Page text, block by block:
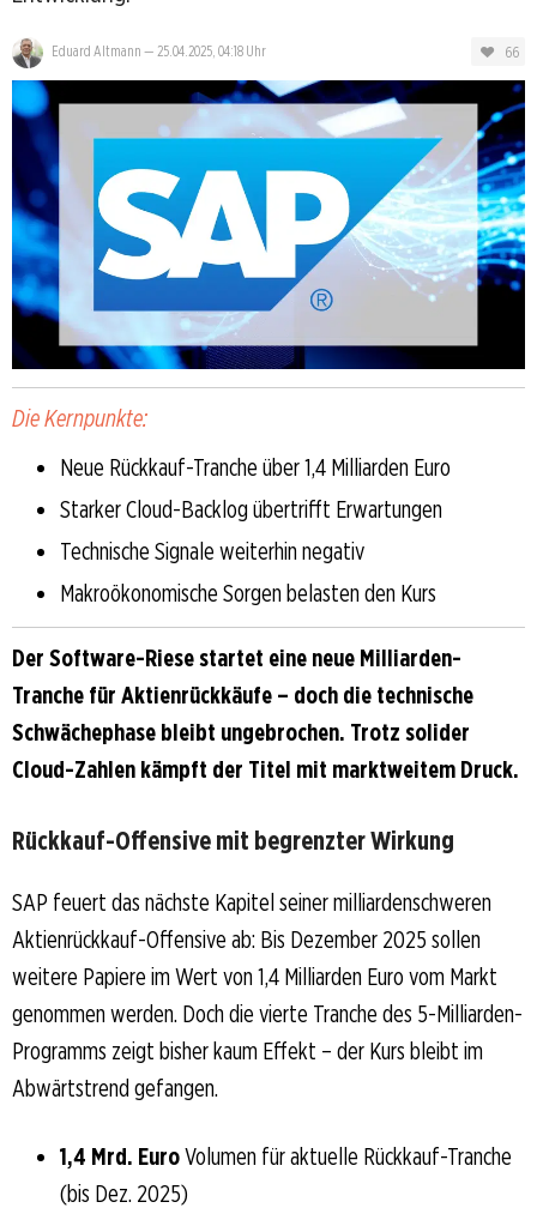
Eduard Altmann — 25.04.2025, 04:18 Uhr 66
Die Kernpunkte:
Neue Rückkauf-Tranche über 1,4 Milliarden Euro
Starker Cloud-Backlog übertrifft Erwartungen
Technische Signale weiterhin negativ
Makroökonomische Sorgen belasten den Kurs
Der Software-Riese startet eine neue Milliarden-
Tranche für Aktienrückkäufe – doch die technische
Schwächephase bleibt ungebrochen. Trotz solider
Cloud-Zahlen kämpft der Titel mit marktweitem Druck.
Rückkauf-Offensive mit begrenzter Wirkung
SAP feuert das nächste Kapitel seiner milliardenschweren
Aktienrückkauf-Offensive ab: Bis Dezember 2025 sollen
weitere Papiere im Wert von 1,4 Milliarden Euro vom Markt
genommen werden. Doch die vierte Tranche des 5-Milliarden-
Programms zeigt bisher kaum Effekt – der Kurs bleibt im
Abwärtstrend gefangen.
1,4 Mrd. EuroVolumen für aktuelle Rückkauf-Tranche
(bis Dez. 2025)